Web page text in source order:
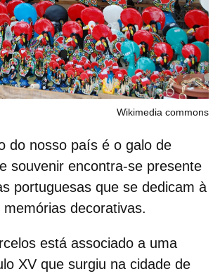
Wikimedia commons
do nosso país é o galo de
souvenir encontra-se presente
portuguesas que se dedicam à
decorativas.
está associado a uma
XV que surgiu na cidade de